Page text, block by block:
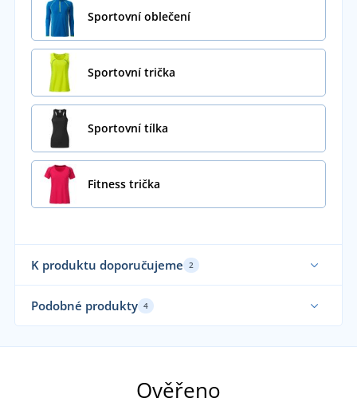
Sportovní oblečení
Sportovní trička
Sportovní tílka
Fitness trička
K produktu doporučujeme 2
Podobné produkty 4
Ověřeno